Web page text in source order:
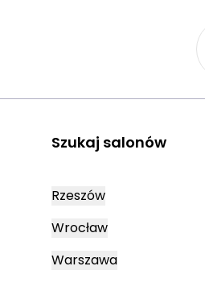
Szukaj salonów
Rzeszów
Wrocław
Warszawa